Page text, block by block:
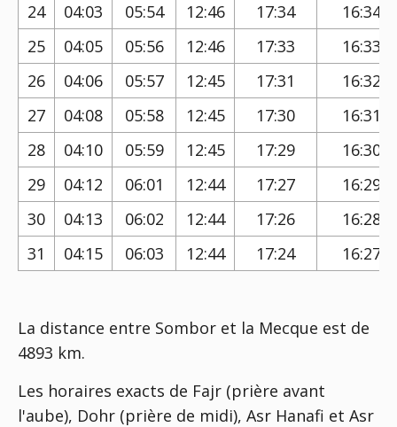
24
04:03 05:54 12:46 17:34
16:34
25
04:05 05:56 12:46 17:33
16:33
26
04:06 05:57 12:45 17:31
16:32
27
04:08 05:58 12:45 17:30
16:31
28
04:10 05:59 12:45 17:29
16:30
29
04:12 06:01 12:44 17:27
16:29
30
04:13 06:02 12:44 17:26
16:28
31
04:15 06:03 12:44 17:24 16:27
La distance entre Sombor et la Mecque est de
4893 km.
Les horaires exacts de Fajr (prière avant
l'aube), Dohr (prière de midi), Asr Hanafi et Asr